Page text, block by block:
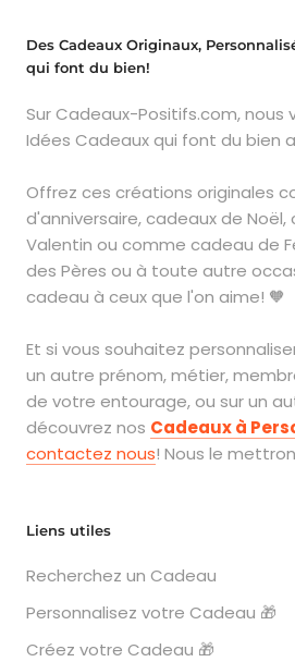
Des Cadeaux Originaux,
qui font du bien!
Sur Cadeaux-Positifs.com, nous
Idées Cadeaux qui font du bien
Offrez ces créations originales
d'anniversaire, cadeaux de Noël,
Valentin ou comme cadeau de
des Pères ou à toute autre
cadeau à ceux que l'on aime! 🧡
Et si vous souhaitez
un autre prénom, métier,
de votre entourage, ou sur un
découvrez nos Cadeaux à
contactez nous! Nous le
Liens utiles
Recherchez un Cadeau
Personnalisez votre Cadeau 🎁
Créez votre Cadeau 🎁